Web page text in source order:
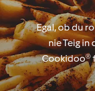
Egal, ob du
nie Teig in
Cookidoo®